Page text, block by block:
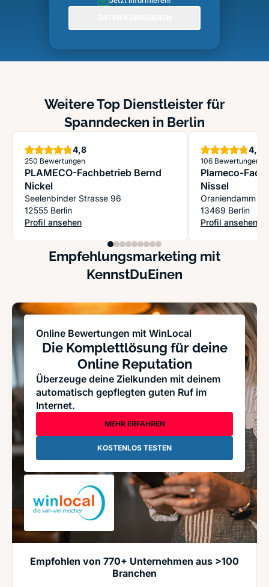
Weitere Top Dienstleister für
Spanndecken in Berlin
4,8Sterne
250 Bewertungen
PLAMECO-Fachbetrieb Bernd
Nickel
Seelenbinder Strasse 96
12555 Berlin
Profil ansehen
: PLAMECO-Fachbetrieb Bernd Nickel
4,8
106 Bewertungen
Plameco-
Nissel
Oraniendamm 4
13469 Berlin
Profil ansehen
: Plameco-
Empfehlungsmarketing mit
KennstDuEinen
Online Bewertungen mit WinLocal
Die Komplettlösung für deine
Online Reputation
Überzeuge deine Zielkunden mit deinem
automatisch gepflegten guten Ruf im
Internet.
MEHR ERFAHREN
KOSTENLOS TESTEN
Empfohlen von 770+ Unternehmen aus >100
Branchen